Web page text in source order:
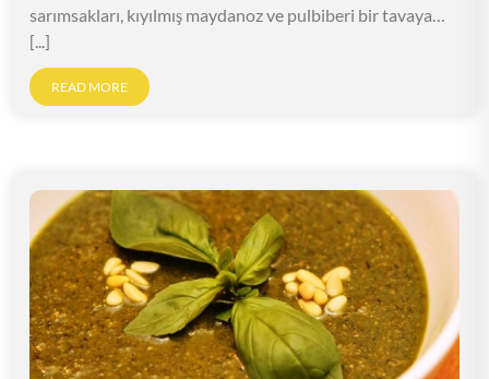
sarımsakları, kıyılmış maydanoz ve pulbiberi bir tavaya…
[...]
READ MORE